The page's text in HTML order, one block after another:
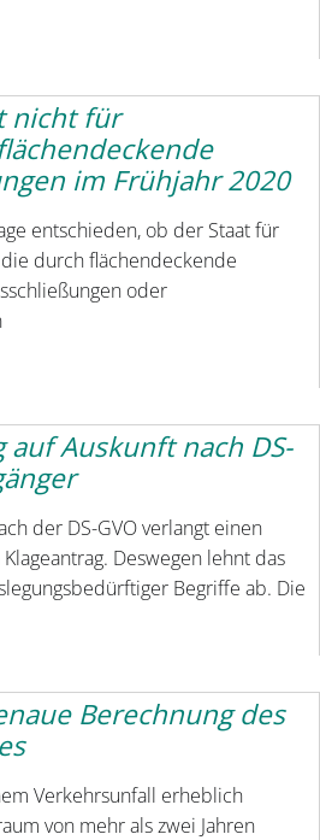
nicht für
im Frühjahr 2020
entschieden, ob der Staat für
durch flächendeckende
oder
auf Auskunft nach DS-
der DS-GVO verlangt einen
Deswegen lehnt das
Begriffe ab. Die
Berechnung des
Verkehrsunfall erheblich
von mehr als zwei Jahren